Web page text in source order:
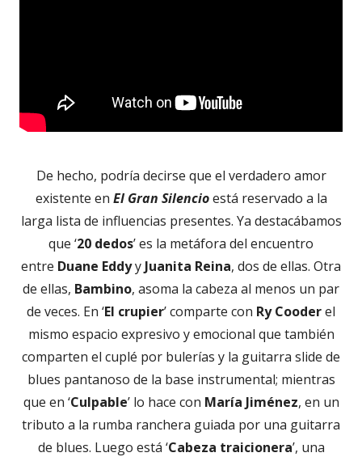
De hecho, podría decirse que el verdadero amor
existente en El Gran Silencioestá reservado a la
larga lista de influencias presentes. Ya destacábamos
que ‘20 dedos’ es la metáfora del encuentro
entre Duane Eddyy Juanita Reina, dos de ellas. Otra
de ellas, Bambino, asoma la cabeza al menos un par
de veces. En ‘El crupier’ comparte con Ry Cooderel
mismo espacio expresivo y emocional que también
comparten el cuplé por bulerías y la guitarra slide de
blues pantanoso de la base instrumental; mientras
que en ‘Culpable’ lo hace con María Jiménez, en un
tributo a la rumba ranchera guiada por una guitarra
de blues. Luego está ‘Cabeza traicionera’, una